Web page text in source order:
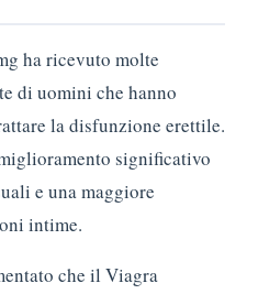
ha ricevuto molte
di uomini che hanno
la disfunzione erettile.
significativo
e una maggiore
intime.
che il Viagra